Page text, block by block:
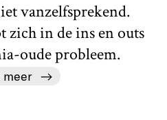
vanzelfsprekend.
zich in de ins en outs
oude probleem.
meer